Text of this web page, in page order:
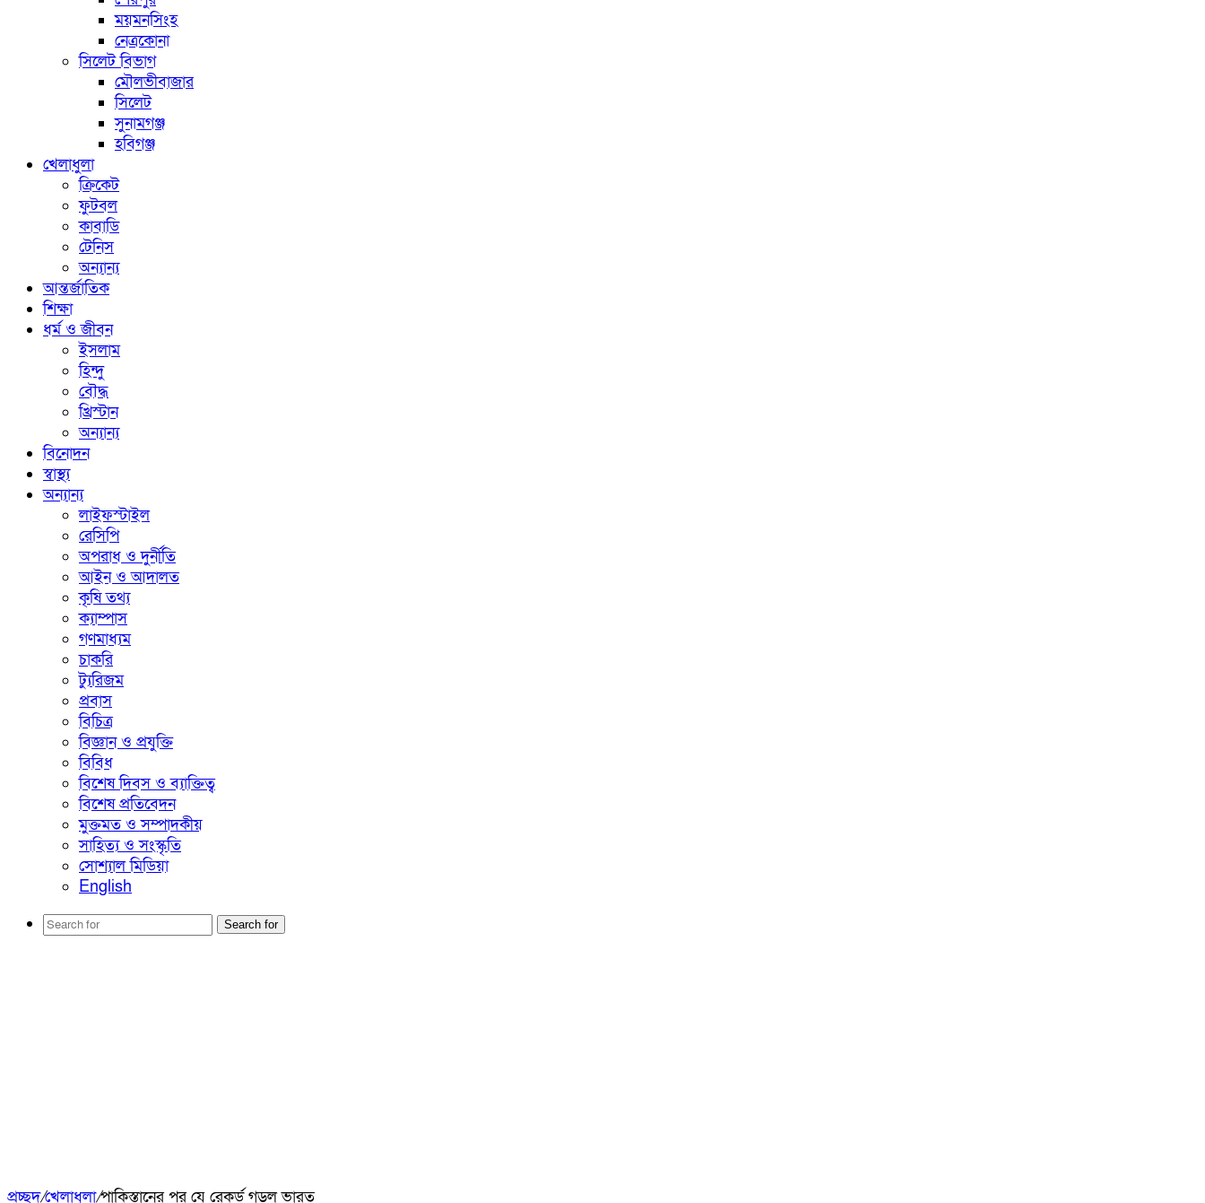
ময়মনসিংহ
নেত্রকোনা
সিলেট বিভাগ
মৌলভীবাজার
সিলেট
সুনামগঞ্জ
হবিগঞ্জ
খেলাধুলা
ক্রিকেট
ফুটবল
কাবাডি
টেনিস
অন্যান্য
আন্তর্জাতিক
শিক্ষা
ধর্ম ও জীবন
ইসলাম
হিন্দু
বৌদ্ধ
খ্রিস্টান
অন্যান্য
বিনোদন
স্বাস্থ্য
অন্যান্য
লাইফস্টাইল
রেসিপি
অপরাধ ও দুর্নীতি
আইন ও আদালত
কৃষি তথ্য
ক্যাম্পাস
গণমাধ্যম
চাকরি
ট্যুরিজম
প্রবাস
বিচিত্র
বিজ্ঞান ও প্রযুক্তি
বিবিধ
বিশেষ দিবস ও ব্যাক্তিত্ব
বিশেষ প্রতিবেদন
মুক্তমত ও সম্পাদকীয়
সাহিত্য ও সংস্কৃতি
সোশ্যাল মিডিয়া
English
Search for
প্রচ্ছদ/খেলাধুলা/পাকিস্তানের পর যে রেকর্ড গড়ল ভারত